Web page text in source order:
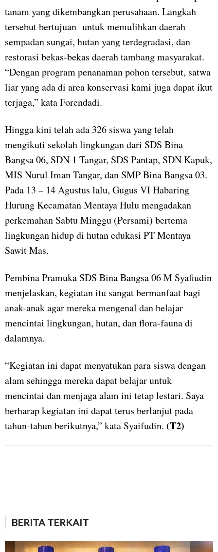
tanam yang dikembangkan perusahaan. Langkah
tersebut bertujuan untuk memulihkan daerah
sempadan sungai, hutan yang terdegradasi, dan
restorasi bekas-bekas daerah tambang masyarakat.
“Dengan program penanaman pohon tersebut, satwa
liar yang ada di area konservasi kami juga dapat ikut
terjaga,” kata Forendadi.
Hingga kini telah ada 326 siswa yang telah
mengikuti sekolah lingkungan dari SDS Bina
Bangsa 06, SDN 1 Tangar, SDS Pantap, SDN Kapuk,
MIS Nurul Iman Tangar, dan SMP Bina Bangsa 03.
Pada 13 – 14 Agustus lalu, Gugus VI Habaring
Hurung Kecamatan Mentaya Hulu mengadakan
perkemahan Sabtu Minggu (Persami) bertema
lingkungan hidup di hutan edukasi PT Mentaya
Sawit Mas.
Pembina Pramuka SDS Bina Bangsa 06 M Syafiudin
menjelaskan, kegiatan itu sangat bermanfaat bagi
anak-anak agar mereka mengenal dan belajar
mencintai lingkungan, hutan, dan flora-fauna di
dalamnya.
“Kegiatan ini dapat menyatukan para siswa dengan
alam sehingga mereka dapat belajar untuk
mencintai dan menjaga alam ini tetap lestari. Saya
berharap kegiatan ini dapat terus berlanjut pada
tahun-tahun berikutnya,” kata Syaifudin. (T2)
BERITA TERKAIT